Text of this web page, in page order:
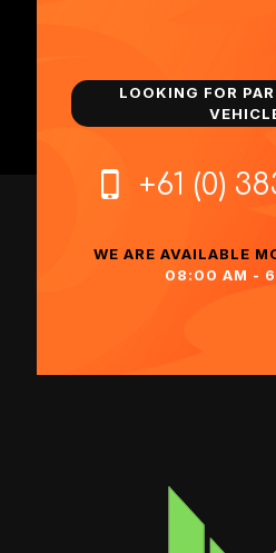
LOOKING FOR
+61 (0)
WE ARE AVAILABLE
08:00 AM -